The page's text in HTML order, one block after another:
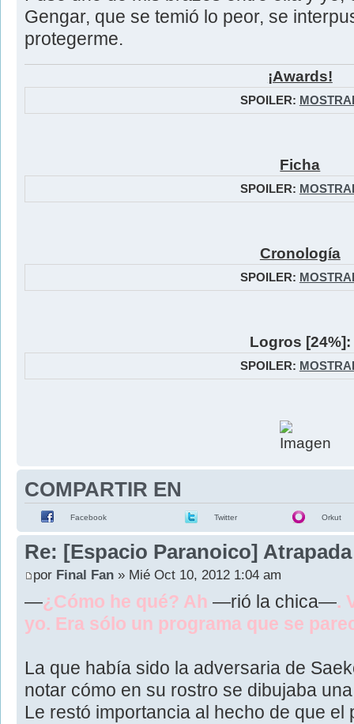
Gengar, que se temió lo peor, se
protegerme.
¡Awards!
SPOILER:
Ficha
SPOILER:
Cronología
SPOILER:
Logros [24%]:
SPOILER:
COMPARTIR EN
Facebook Twitter Orkut
Re: [Espacio Paranoico] Atrapada
por Final Fan » Mié Oct 10, 2012 1:04 am
—¿Cómo he qué? Ah —rió la chica—.
yo. Era sólo un programa que se
La que había sido la adversaria de
notar cómo en su rostro se dibujaba
Le restó importancia al hecho de que el